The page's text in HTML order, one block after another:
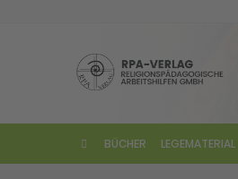
BÜCHER LEGEMATERIAL